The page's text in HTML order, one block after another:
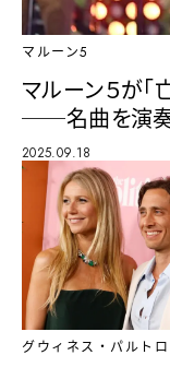
マルーン5
マルーン５が
──名曲を演奏
2025.09.18
グウィネス・パルト